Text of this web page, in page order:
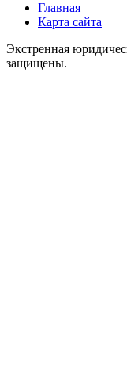
Главная
Карта сайта
Экстренная
защищены.